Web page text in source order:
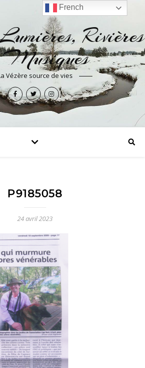
Rivières
Vézère source de vies
P9185058
24 avril 2023
French